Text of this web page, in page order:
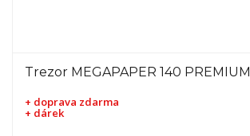
Trezor MEGAPAPER 140 PREMIUM
+ doprava zdarma
+ dárek